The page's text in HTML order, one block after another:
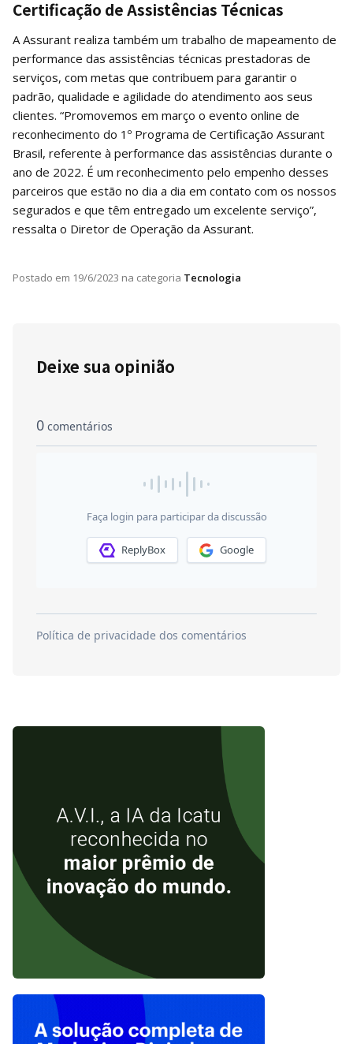
Certificação de Assistências Técnicas
A Assurant realiza também um trabalho de mapeamento de
performance das assistências técnicas prestadoras de
serviços, com metas que contribuem para garantir o
padrão, qualidade e agilidade do atendimento aos seus
clientes. “Promovemos em março o evento online de
reconhecimento do 1º Programa de Certificação Assurant
Brasil, referente à performance das assistências durante o
ano de 2022. É um reconhecimento pelo empenho desses
parceiros que estão no dia a dia em contato com os nossos
segurados e que têm entregado um excelente serviço”,
ressalta o Diretor de Operação da Assurant.
Postado em 19/6/2023 na categoria Tecnologia
Deixe sua opinião